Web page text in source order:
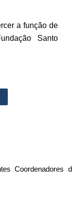
a função de
Santo
Coordenadores